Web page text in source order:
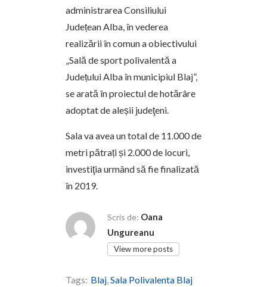
administrarea Consiliului
Județean Alba, în vederea
realizării în comun a obiectivului
„Sală de sport polivalentă a
Județului Alba în municipiul Blaj”,
se arată în proiectul de hotărâre
adoptat de aleșii judeţeni.
Sala va avea un total de 11.000 de
metri pătrați și 2.000 de locuri,
investiţia urmând să fie finalizată
în 2019.
Scris de: Oana
Ungureanu
View more posts
Tags: Blaj,Sala Polivalenta Blaj